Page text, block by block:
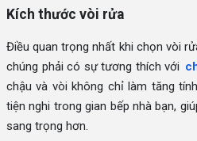
Kích thước vòi rửa
Điều quan trọng nhất khi chọn vòi
chúng phải có sự tương thích với
chậu và vòi không chỉ làm tăng
tiện nghi trong gian bếp nhà bạn,
sang trọng hơn.